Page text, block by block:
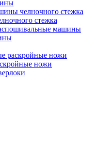
челночного стежка
стежка
машины
раскройные ножи
ножи